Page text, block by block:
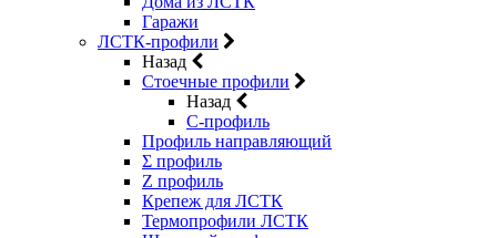
Гаражи
ЛСТК-профили
Назад
Стоечные профили
Назад
C-профиль
Профиль направляющий
Σ профиль
Z профиль
Крепеж для ЛСТК
Термопрофили ЛСТК